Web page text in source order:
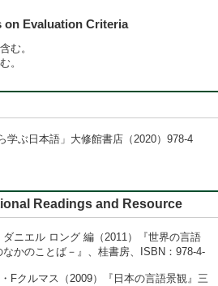
Evaluation Criteria
む。
。
学ぶ日本語」大修館書店（2020）978-4
Readings and Resource
ダニエル ロング 編（2011）『世界の言語
かのことば－』、桂書房、ISBN：978-4-
Fクルマス（2009）『日本の言語景観』三